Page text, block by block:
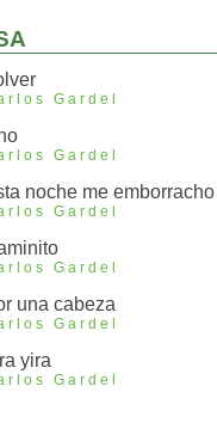
Gardel
Gardel
noche me emborracho
Gardel
Gardel
una cabeza
Gardel
yira
Gardel